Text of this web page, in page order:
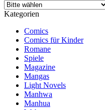
Kategorien
Comics
Comics für Kinder
Romane
Spiele
Magazine
Mangas
Light Novels
Manhwa
Manhua